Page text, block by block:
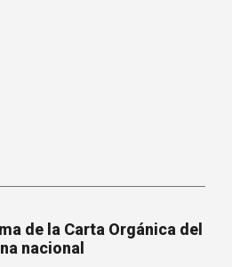
de la Carta Orgánica del
nacional